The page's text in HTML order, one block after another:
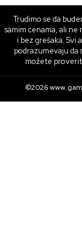
Trudimo se da
samim cenama, ali
i bez grešaka. Svi
podrazumevaju da
možete
©2026